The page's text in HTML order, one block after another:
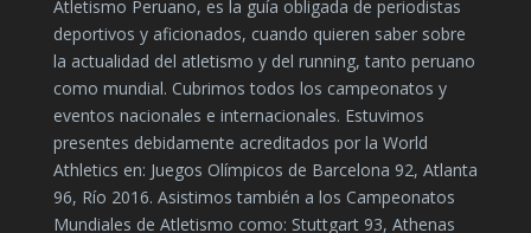
Atletismo Peruano, es la guía obligada de periodistas
deportivos y aficionados, cuando quieren saber sobre
la actualidad del atletismo y del running, tanto peruano
como mundial. Cubrimos todos los campeonatos y
eventos nacionales e internacionales. Estuvimos
presentes debidamente acreditados por la World
Athletics en: Juegos Olímpicos de Barcelona 92, Atlanta
96, Río 2016. Asistimos también a los Campeonatos
Mundiales de Atletismo como: Stuttgart 93, Athenas